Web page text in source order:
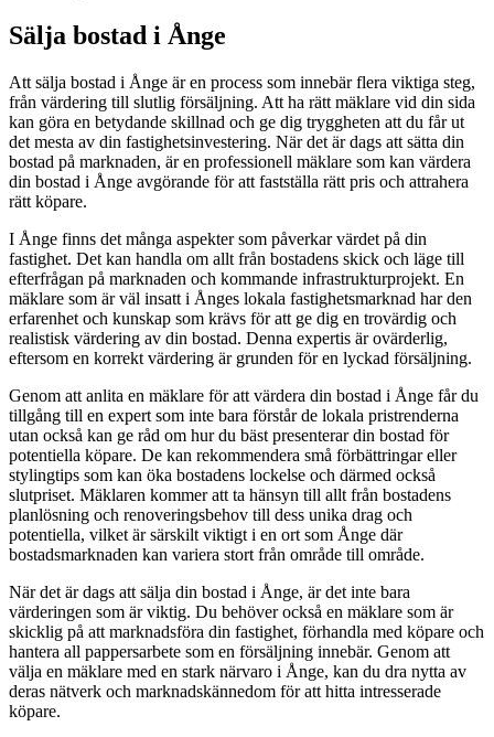
Sälja bostad i Ånge
Att sälja bostad i Ånge är en process som innebär flera viktiga steg,
från värdering till slutlig försäljning. Att ha rätt mäklare vid din sida
kan göra en betydande skillnad och ge dig tryggheten att du får ut
det mesta av din fastighetsinvestering. När det är dags att sätta din
bostad på marknaden, är en professionell mäklare som kan värdera
din bostad i Ånge avgörande för att fastställa rätt pris och attrahera
rätt köpare.
I Ånge finns det många aspekter som påverkar värdet på din
fastighet. Det kan handla om allt från bostadens skick och läge till
efterfrågan på marknaden och kommande infrastrukturprojekt. En
mäklare som är väl insatt i Ånges lokala fastighetsmarknad har den
erfarenhet och kunskap som krävs för att ge dig en trovärdig och
realistisk värdering av din bostad. Denna expertis är ovärderlig,
eftersom en korrekt värdering är grunden för en lyckad försäljning.
Genom att anlita en mäklare för att värdera din bostad i Ånge får du
tillgång till en expert som inte bara förstår de lokala pristrenderna
utan också kan ge råd om hur du bäst presenterar din bostad för
potentiella köpare. De kan rekommendera små förbättringar eller
stylingtips som kan öka bostadens lockelse och därmed också
slutpriset. Mäklaren kommer att ta hänsyn till allt från bostadens
planlösning och renoveringsbehov till dess unika drag och
potentiella, vilket är särskilt viktigt i en ort som Ånge där
bostadsmarknaden kan variera stort från område till område.
När det är dags att sälja din bostad i Ånge, är det inte bara
värderingen som är viktig. Du behöver också en mäklare som är
skicklig på att marknadsföra din fastighet, förhandla med köpare och
hantera all pappersarbete som en försäljning innebär. Genom att
välja en mäklare med en stark närvaro i Ånge, kan du dra nytta av
deras nätverk och marknadskännedom för att hitta intresserade
köpare.